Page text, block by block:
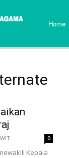
Home
0
Kepala